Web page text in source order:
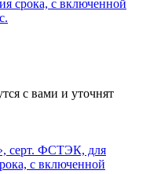
срока, с включенной
с вами и уточнят
серт. ФСТЭК, для
с включенной